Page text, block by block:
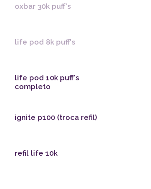
oxbar 30k puff's
life pod 8k puff's
life pod 10k puff's
completo
ignite p100 (troca refil)
refil life 10k